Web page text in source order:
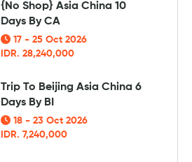
{No Shop} Asia China 10
Days By CA
17 - 25 Oct 2026
IDR. 28,240,000
Trip To Beijing Asia China 6
Days By BI
18 - 23 Oct 2026
IDR. 7,240,000